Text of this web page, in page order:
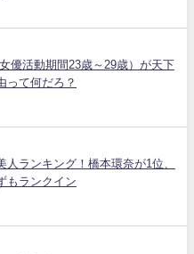
優活動期間23歳～29歳）が天下
って何だろ？
人ランキング！橋本環奈が1位、
もランクイン